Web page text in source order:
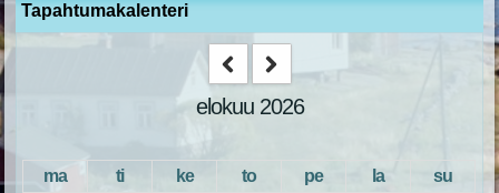
Tapahtumakalenteri
elokuu 2026
ma ti ke to pe la
su